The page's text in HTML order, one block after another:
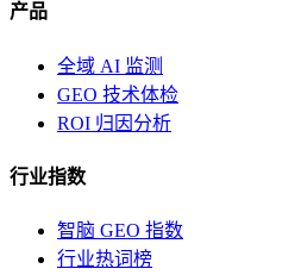
产品
全域 AI 监测
GEO 技术体检
ROI 归因分析
行业指数
智脑 GEO 指数
行业热词榜